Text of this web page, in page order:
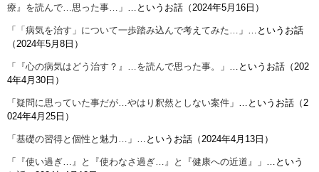
療』を読んで…思った事… 」…というお話（2024年5月16日）
「 「病気を治す」について一歩踏み込んで考えてみた… 」…というお話
（2024年5月8日）
「 『心の病気はどう治す？』…を読んで思った事。
」…というお話（202
4年4月30日）
「 疑問に思っていた事だが…やはり釈然としない案件 」…というお話（2
024年4月25日）
「 基礎の習得と個性と魅力… 」…というお話（2024年4月13日）
「 『使い過ぎ…』と『使わなさ過ぎ…』と『健康への近道』
」…という